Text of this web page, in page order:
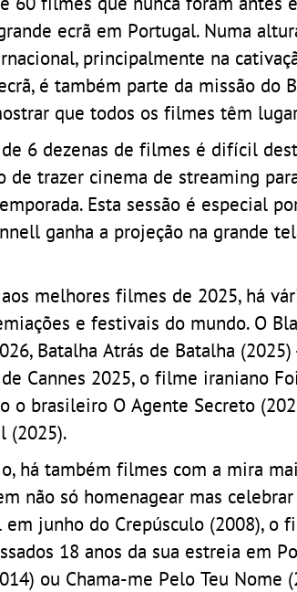
ecrã em Portugal. Numa
principalmente na
é também parte da missão do
que todos os filmes têm
6 dezenas de filmes é difícil
trazer cinema de streaming
Esta sessão é especial
ganha a projeção na grande
melhores filmes de 2025, há
e festivais do mundo. O
Batalha Atrás de Batalha
Cannes 2025, o filme iraniano
o brasileiro O Agente Secreto
(2025).
há também filmes com a mira
não só homenagear mas
em junho do Crepúsculo (2008),
18 anos da sua estreia em
ou Chama-me Pelo Teu Nome